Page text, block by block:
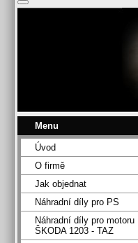
Menu
Úvod
O firmě
Jak objednat
Náhradní díly pro PS
Náhradní díly pro motoru
ŠKODA 1203 - TAZ